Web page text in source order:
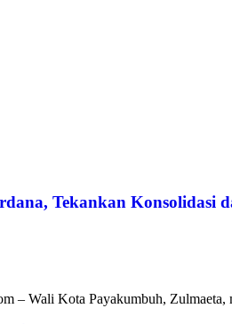
Tekankan Konsolidasi
– Wali Kota Payakumbuh,